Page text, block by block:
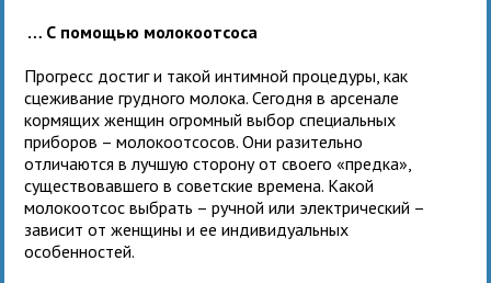
… С помощью молокоотсоса
Прогресс достиг и такой интимной процедуры, как
сцеживание грудного молока. Сегодня в арсенале
кормящих женщин огромный выбор специальных
приборов – молокоотсосов. Они разительно
отличаются в лучшую сторону от своего «предка»,
существовавшего в советские времена. Какой
молокоотсос выбрать – ручной или электрический –
зависит от женщины и ее индивидуальных
особенностей.